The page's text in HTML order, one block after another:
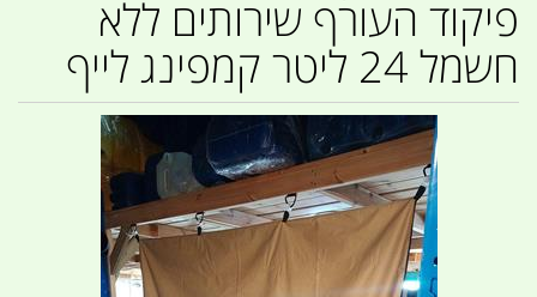
פיקוד העורף שירותים ללא
חשמל 24 ליטר קמפינג לייף